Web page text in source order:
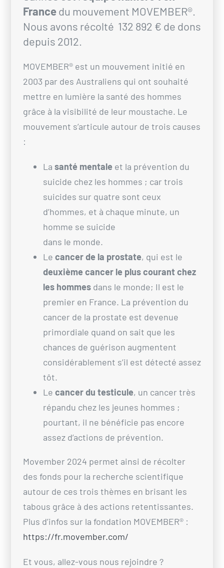
Francedu mouvement MOVEMBER®.
Nous avons récolté 132 892 € de dons
depuis 2012.
MOVEMBER® est un mouvement initié en
2003 par des Australiens qui ont souhaité
mettre en lumière la santé des hommes
grâce à la visibilité de leur moustache. Le
mouvement s’articule autour de trois causes
:
La santé mentale et la prévention du
suicide chez les hommes ; car trois
suicides sur quatre sont ceux
d’hommes, et à chaque minute, un
homme se suicide
dans le monde.
Le cancer de la prostate, qui est le
deuxième cancer le plus courant chez
les hommesdans le monde; Il est le
premier en France. La prévention du
cancer de la prostate est devenue
primordiale quand on sait que les
chances de guérison augmentent
considérablement s’il est détecté assez
tôt.
Le cancer du testicule, un cancer très
répandu chez les jeunes hommes ;
pourtant, il ne bénéficie pas encore
assez d’actions de prévention.
Movember 2024 permet ainsi de récolter
des fonds pour la recherche scientifique
autour de ces trois thèmes en brisant les
tabous grâce à des actions retentissantes.
Plus d’infos sur la fondation MOVEMBER® :
https://fr.movember.com/
Et vous, allez-vous nous rejoindre ?